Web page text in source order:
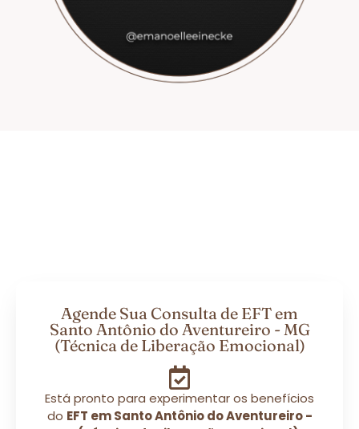
Agende Sua Consulta de EFT em
Santo Antônio do Aventureiro - MG
(Técnica de Liberação Emocional)
Está pronto para experimentar os benefícios
do EFT em Santo Antônio do Aventureiro -